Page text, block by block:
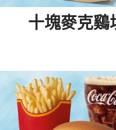
十塊麥克鷄